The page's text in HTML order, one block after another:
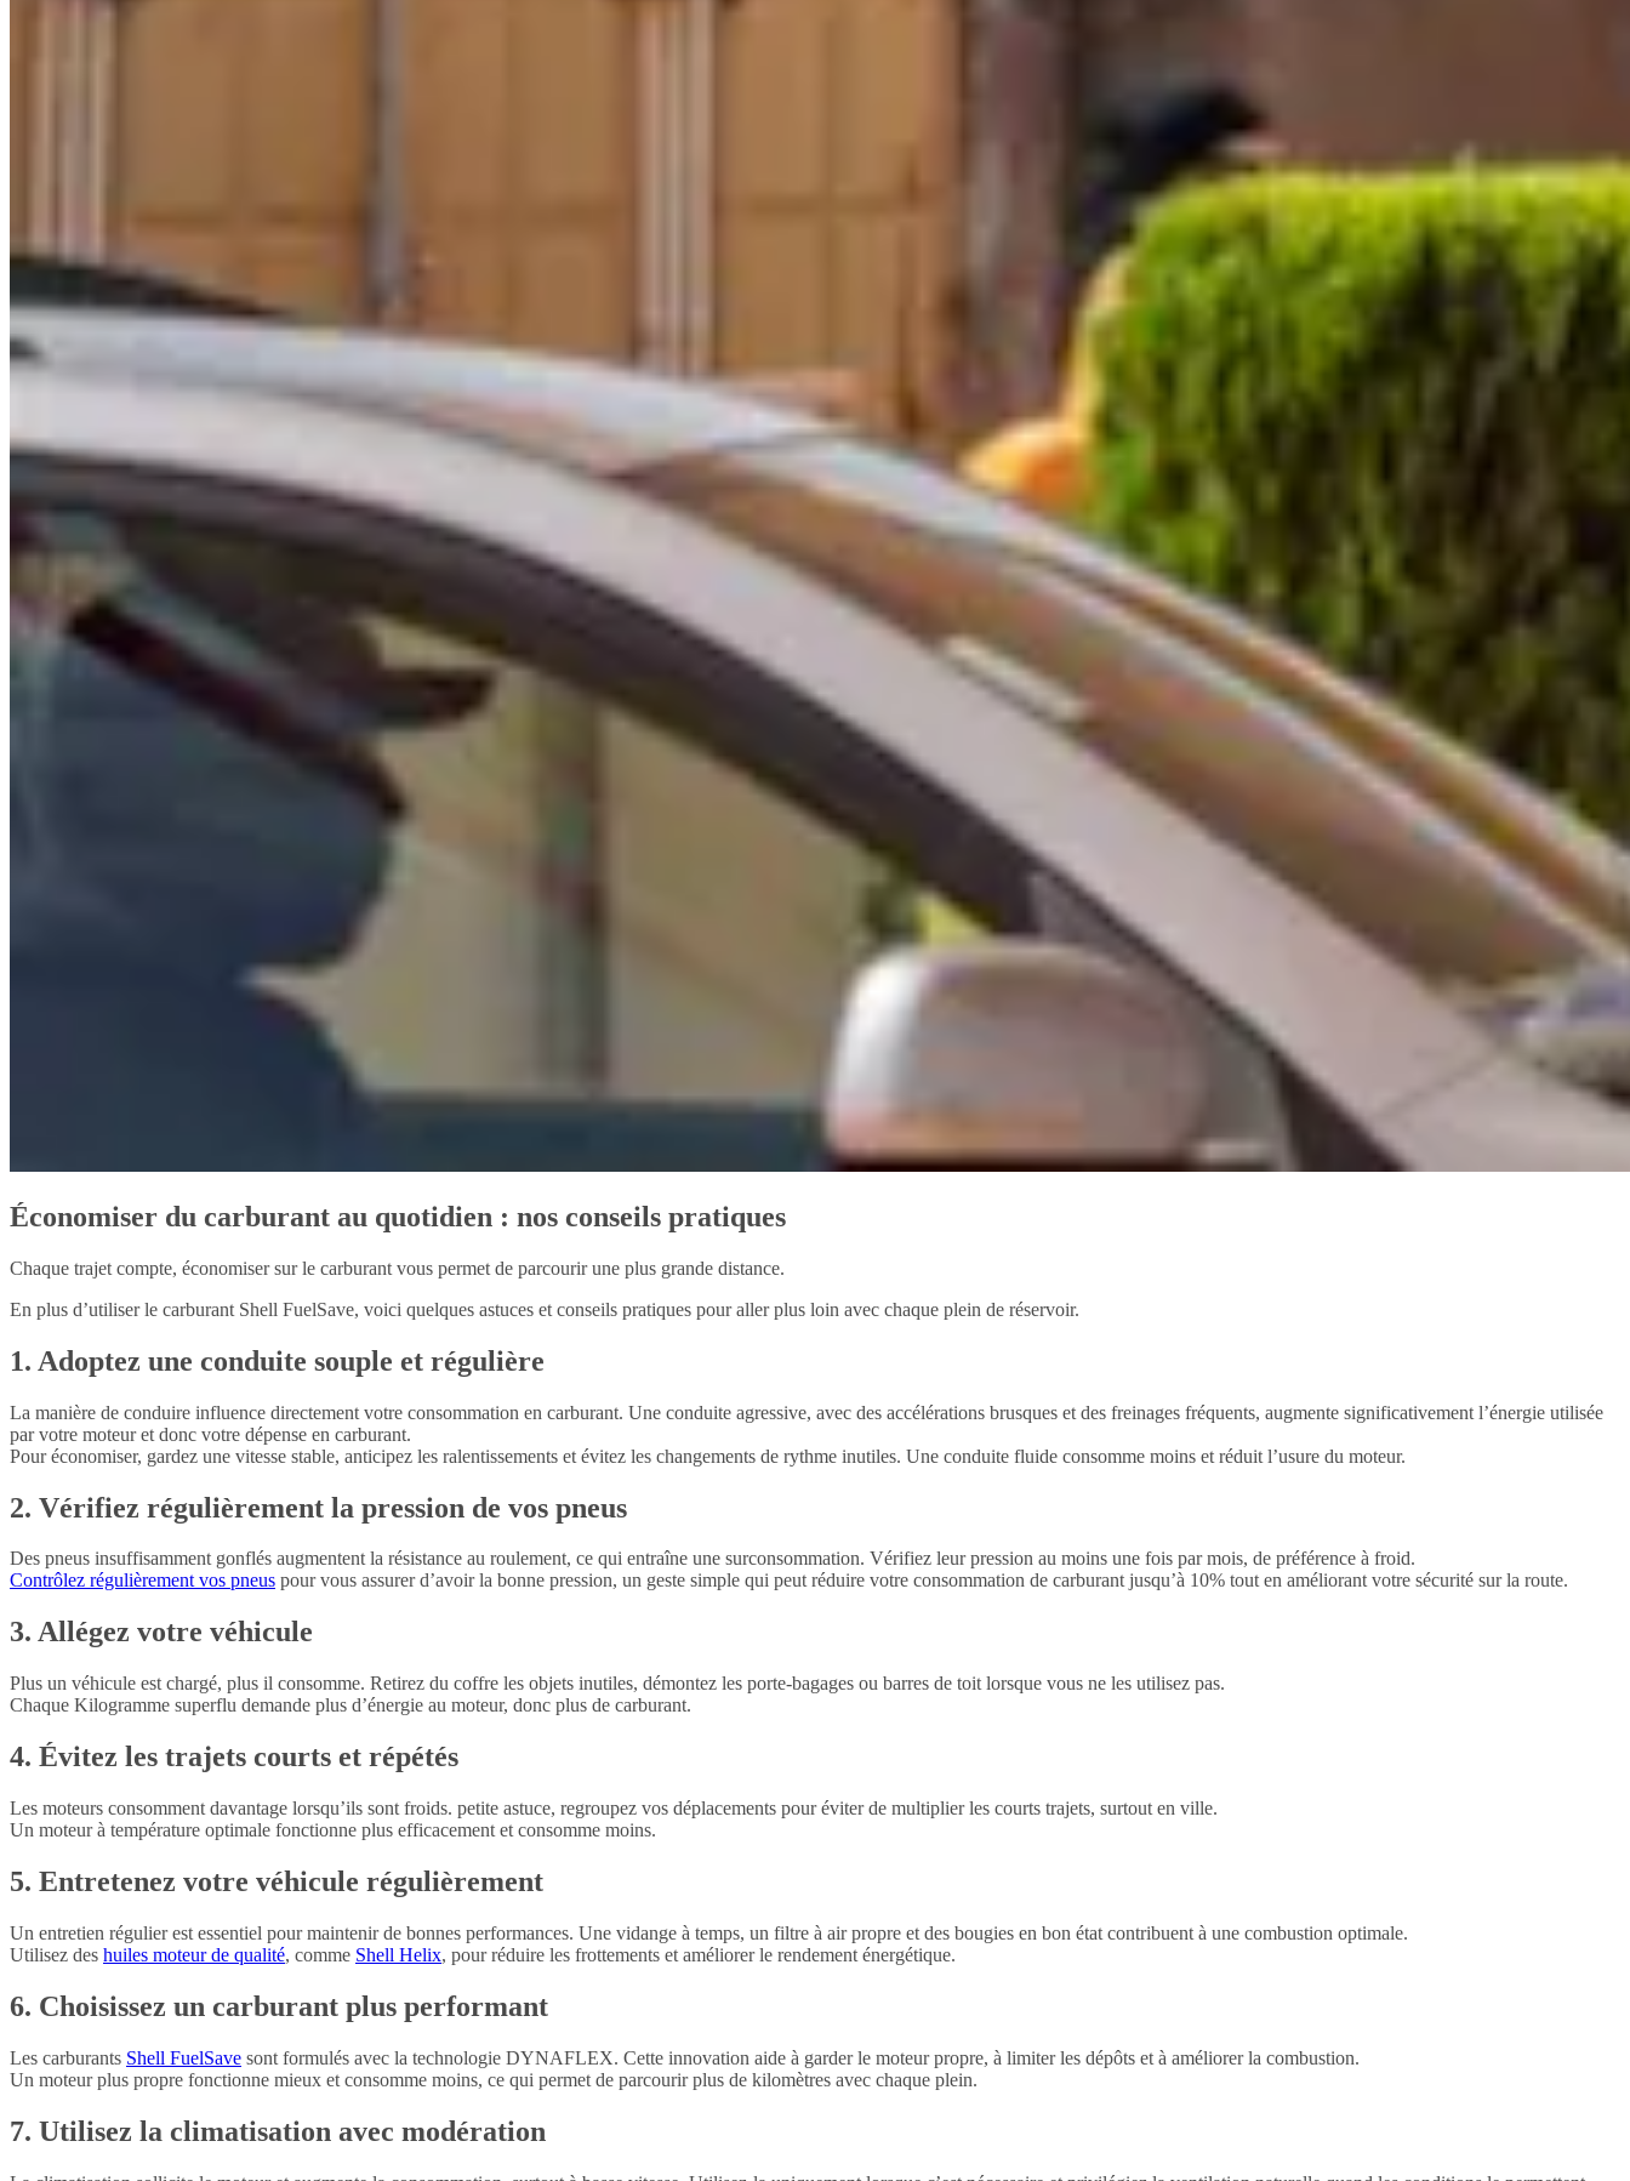
Économiser du carburant au quotidien : nos conseils pratiques
Chaque trajet compte, économiser sur le carburant vous permet de parcourir une plus grande distance.
En plus d’utiliser le carburant Shell FuelSave, voici quelques astuces et conseils pratiques pour aller plus loin avec chaque plein de réservoir.
1. Adoptez une conduite souple et régulière
La manière de conduire influence directement votre consommation en carburant. Une conduite agressive, avec des accélérations brusques et des freinages fréquents, augmente significativement l’énergie utilisée
par votre moteur et donc votre dépense en carburant.
Pour économiser, gardez une vitesse stable, anticipez les ralentissements et évitez les changements de rythme inutiles. Une conduite fluide consomme moins et réduit l’usure du moteur.
2. Vérifiez régulièrement la pression de vos pneus
Des pneus insuffisamment gonflés augmentent la résistance au roulement, ce qui entraîne une surconsommation. Vérifiez leur pression au moins une fois par mois, de préférence à froid.
Contrôlez régulièrement vos pneus pour vous assurer d’avoir la bonne pression, un geste simple qui peut réduire votre consommation de carburant jusqu’à 10% tout en améliorant votre sécurité sur la route.
3. Allégez votre véhicule
Plus un véhicule est chargé, plus il consomme. Retirez du coffre les objets inutiles, démontez les porte-bagages ou barres de toit lorsque vous ne les utilisez pas.
Chaque Kilogramme superflu demande plus d’énergie au moteur, donc plus de carburant.
4. Évitez les trajets courts et répétés
Les moteurs consomment davantage lorsqu’ils sont froids. petite astuce, regroupez vos déplacements pour éviter de multiplier les courts trajets, surtout en ville.
Un moteur à température optimale fonctionne plus efficacement et consomme moins.
5. Entretenez votre véhicule régulièrement
Un entretien régulier est essentiel pour maintenir de bonnes performances. Une vidange à temps, un filtre à air propre et des bougies en bon état contribuent à une combustion optimale.
Utilisez des huiles moteur de qualité, comme Shell Helix, pour réduire les frottements et améliorer le rendement énergétique.
6. Choisissez un carburant plus performant
Les carburants Shell FuelSave sont formulés avec la technologie DYNAFLEX. Cette innovation aide à garder le moteur propre, à limiter les dépôts et à améliorer la combustion.
Un moteur plus propre fonctionne mieux et consomme moins, ce qui permet de parcourir plus de kilomètres avec chaque plein.
7. Utilisez la climatisation avec modération